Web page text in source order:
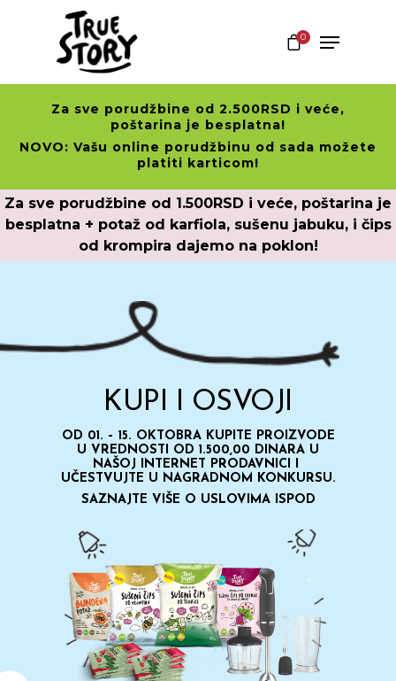
Hit enter to search or ESC to close
0
Za sve porudžbine od 2.500RSD i veće,
poštarina je besplatna!
NOVO: Vašu online porudžbinu od sada možete
platiti karticom!
Za sve porudžbine od 1.500RSD i veće, poštarina je
besplatna + potaž od karfiola, sušenu jabuku, i čips
od krompira dajemo na poklon!
KUPI I OSVOJI
OD 01. – 15. OKTOBRA KUPITE PROIZVODE
U VREDNOSTI OD 1.500,00 DINARA U
NAŠOJ INTERNET PRODAVNICI I
UČESTVUJTE U NAGRADNOM KONKURSU.
SAZNAJTE VIŠE O USLOVIMA ISPOD